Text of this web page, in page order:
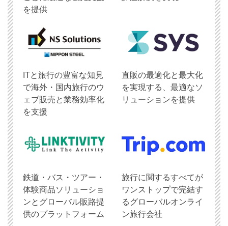
を提供
ITと旅行の豊富な知見
で海外・国内旅行のウ
ェブ販売と業務効率化
を支援
直販の最適化と最大化
を実現する、最適なソ
リューションを提供
鉄道・バス・ツアー・
体験商品ソリューショ
ンとグローバル販路提
供のプラットフォーム
旅行に関するすべてが
ワンストップで完結す
るグローバルオンライ
ン旅行会社